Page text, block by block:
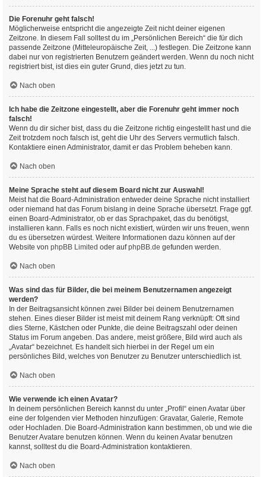
Die Forenuhr geht falsch!
Möglicherweise entspricht die angezeigte Zeit nicht deiner eigenen
Zeitzone. In diesem Fall solltest du im „Persönlichen Bereich“ die für dich
passende Zeitzone (Mitteleuropäische Zeit, ...) festlegen. Die Zeitzone kann
dabei nur von registrierten Benutzern geändert werden. Wenn du noch nicht
registriert bist, ist dies ein guter Grund, dies jetzt zu tun.
Nach oben
Ich habe die Zeitzone eingestellt, aber die Forenuhr geht immer noch
falsch!
Wenn du dir sicher bist, dass du die Zeitzone richtig eingestellt hast und die
Zeit trotzdem noch falsch ist, geht die Uhr des Servers vermutlich falsch.
Kontaktiere einen Administrator, damit er das Problem beheben kann.
Nach oben
Meine Sprache steht auf diesem Board nicht zur Auswahl!
Meist hat die Board-Administration entweder deine Sprache nicht installiert
oder niemand hat das Forum bislang in deine Sprache übersetzt. Frage ggf.
einen Board-Administrator, ob er das Sprachpaket, das du benötigst,
installieren kann. Falls es noch nicht existiert, würden wir uns freuen, wenn
du es übersetzen würdest. Weitere Informationen dazu können auf der
Website von phpBB Limited oder aufphpBB.de gefunden werden.
Nach oben
Was sind das für Bilder, die bei meinem Benutzernamen angezeigt
werden?
In der Beitragsansicht können zwei Bilder bei deinem Benutzernamen
stehen. Eines dieser Bilder ist meist mit deinem Rang verknüpft: Oft sind
dies Sterne, Kästchen oder Punkte, die deine Beitragszahl oder deinen
Status im Forum angeben. Das andere, meist größere, Bild wird auch als
„Avatar“ bezeichnet. Es handelt sich hierbei in der Regel um ein
persönliches Bild, welches von Benutzer zu Benutzer unterschiedlich ist.
Nach oben
Wie verwende ich einen Avatar?
In deinem persönlichen Bereich kannst du unter „Profil“ einen Avatar über
eine der folgenden vier Methoden hinzufügen: Gravatar, Galerie, Remote
oder Hochladen. Die Board-Administration kann bestimmen, ob und wie die
Benutzer Avatare benutzen können. Wenn du keinen Avatar benutzen
kannst, solltest du die Board-Administration kontaktieren.
Nach oben